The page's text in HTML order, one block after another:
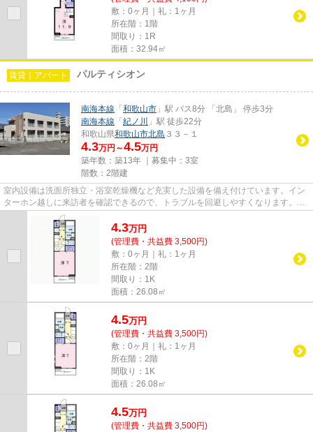
敷：0ヶ月｜礼：1ヶ月
所在階：1階
間取り：1R
面積：32.94㎡
賃貸｜アパート パルティシオン
南海本線 「 和歌山市 」駅 バス8分 「北島」 停歩3分
南海本線 「 紀ノ川
」駅 徒歩22分
和歌山県和歌山市北島 ３３－１
4.3万円～4.5万円
築年数：築13年 ｜募集中： 3室
階数：2階建
室内設備は洗面所独立・浴室乾燥機など充実した設備を備え付けています。イン
ターホン越しに来訪者を確認できるので、トラブルを回避しやすくなります。2
台分は敷地内に駐車できます。...
4.3万円
(管理費・共益費 3,500円)
敷：0ヶ月｜礼：1ヶ月
所在階：2階
間取り：1K
面積：26.08㎡
4.5万円
(管理費・共益費 3,500円)
敷：0ヶ月｜礼：1ヶ月
所在階：2階
間取り：1K
面積：26.08㎡
4.5万円
(管理費・共益費 3,500円)